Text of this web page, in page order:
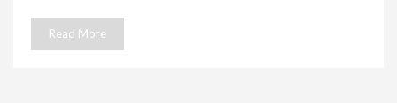
Read More